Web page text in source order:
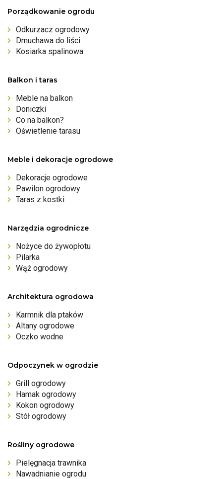
Porządkowanie ogrodu
Odkurzacz ogrodowy
Dmuchawa do liści
Kosiarka spalinowa
Balkon i taras
Meble na balkon
Doniczki
Co na balkon?
Oświetlenie tarasu
Meble i dekoracje ogrodowe
Dekoracje ogrodowe
Pawilon ogrodowy
Taras z kostki
Narzędzia ogrodnicze
Nożyce do żywopłotu
Pilarka
Wąż ogrodowy
Architektura ogrodowa
Karmnik dla ptaków
Altany ogrodowe
Oczko wodne
Odpoczynek w ogrodzie
Grill ogrodowy
Hamak ogrodowy
Kokon ogrodowy
Stół ogrodowy
Rośliny ogrodowe
Pielęgnacja trawnika
Nawadnianie ogrodu